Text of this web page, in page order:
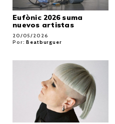
Eufònic 2026 suma
nuevos artistas
20/05/2026
Por:Beatburguer